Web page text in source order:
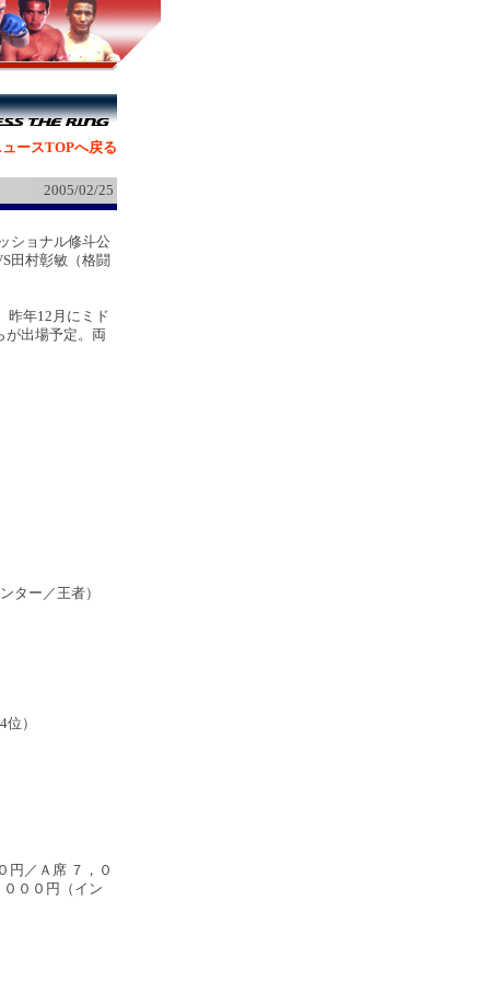
ースTOPへ戻る
2005/02/25
ショナル修斗公
田村彰敏（格闘
昨年12月にミド
が出場予定。両
ター／王者）
）
円／Ａ席 ７，０
００円（イン